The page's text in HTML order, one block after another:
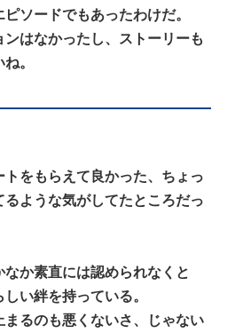
ソードでもあったわけだ。
はなかったし、ストーリーも
。
をもらえて良かった、ちょっ
るような気がしてたところだっ
か素直には認められなくと
い絆を持っている。
まるのも悪くないさ、じゃない